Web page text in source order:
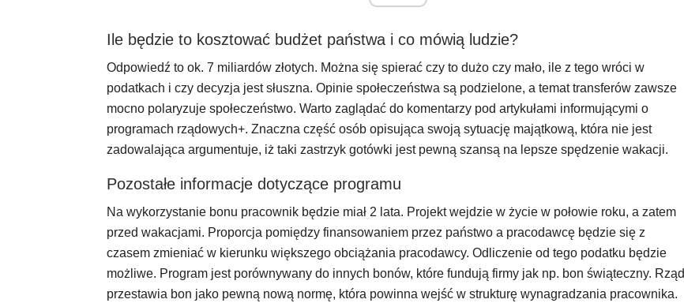
Ile będzie to kosztować budżet państwa i co mówią ludzie?
Odpowiedź to ok. 7 miliardów złotych. Można się spierać czy to dużo czy mało, ile z tego wróci w
podatkach i czy decyzja jest słuszna. Opinie społeczeństwa są podzielone, a temat transferów zawsze
mocno polaryzuje społeczeństwo. Warto zaglądać do komentarzy pod artykułami informującymi o
programach rządowych+. Znaczna część osób opisująca swoją sytuację majątkową, która nie jest
zadowalająca argumentuje, iż taki zastrzyk gotówki jest pewną szansą na lepsze spędzenie wakacji.
Pozostałe informacje dotyczące programu
Na wykorzystanie bonu pracownik będzie miał 2 lata. Projekt wejdzie w życie w połowie roku, a zatem
przed wakacjami. Proporcja pomiędzy finansowaniem przez państwo a pracodawcę będzie się z
czasem zmieniać w kierunku większego obciążania pracodawcy. Odliczenie od tego podatku będzie
możliwe. Program jest porównywany do innych bonów, które fundują firmy jak np. bon świąteczny. Rząd
przestawia bon jako pewną nową normę, która powinna wejść w strukturę wynagradzania pracownika.